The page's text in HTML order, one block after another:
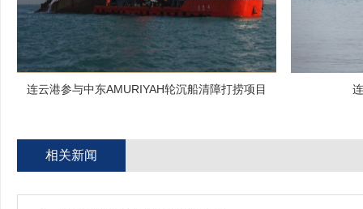
连云港参与中东AMURIYAH轮沉船清障打捞项目
相关新闻